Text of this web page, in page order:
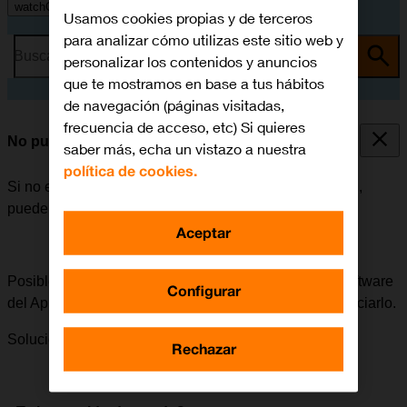
watchOS 11
Busca por problema o tema
No puedo actualizar el software del Apple Watch
Si no es posible actualizar el software del Apple Watch,
puede haber varias causas posibles al problema.
Posible causa 4 de 5:
Si no es posible actualizar el software
del Apple Watch, en algunos casos puede ayudar reiniciarlo.
Solución: Cómo reiniciar el Apple Watch.
Usamos cookies propias y de terceros
para analizar cómo utilizas este sitio web y
personalizar los contenidos y anuncios
que te mostramos en base a tus hábitos
de navegación (páginas visitadas,
frecuencia de acceso, etc) Si quieres
saber más, echa un vistazo a nuestra
política de cookies.
Configurar
Rechazar
Aceptar